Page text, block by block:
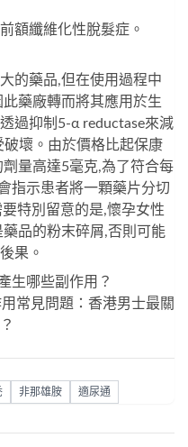
額纖維化性脫髮症。
的藥品,但在使用過程中
藥廠轉而將其應用於生
過抑制5-α reductase來減
壞。由於價格比起保康
量高達5毫克,為了符合每
指示患者將一顆藥片分切
特別留意的是,懷孕女性
品的粉末碎屑,否則可能
果。
生哪些副作用？
常見問題：香港男士最關
非那雄胺 適尿通